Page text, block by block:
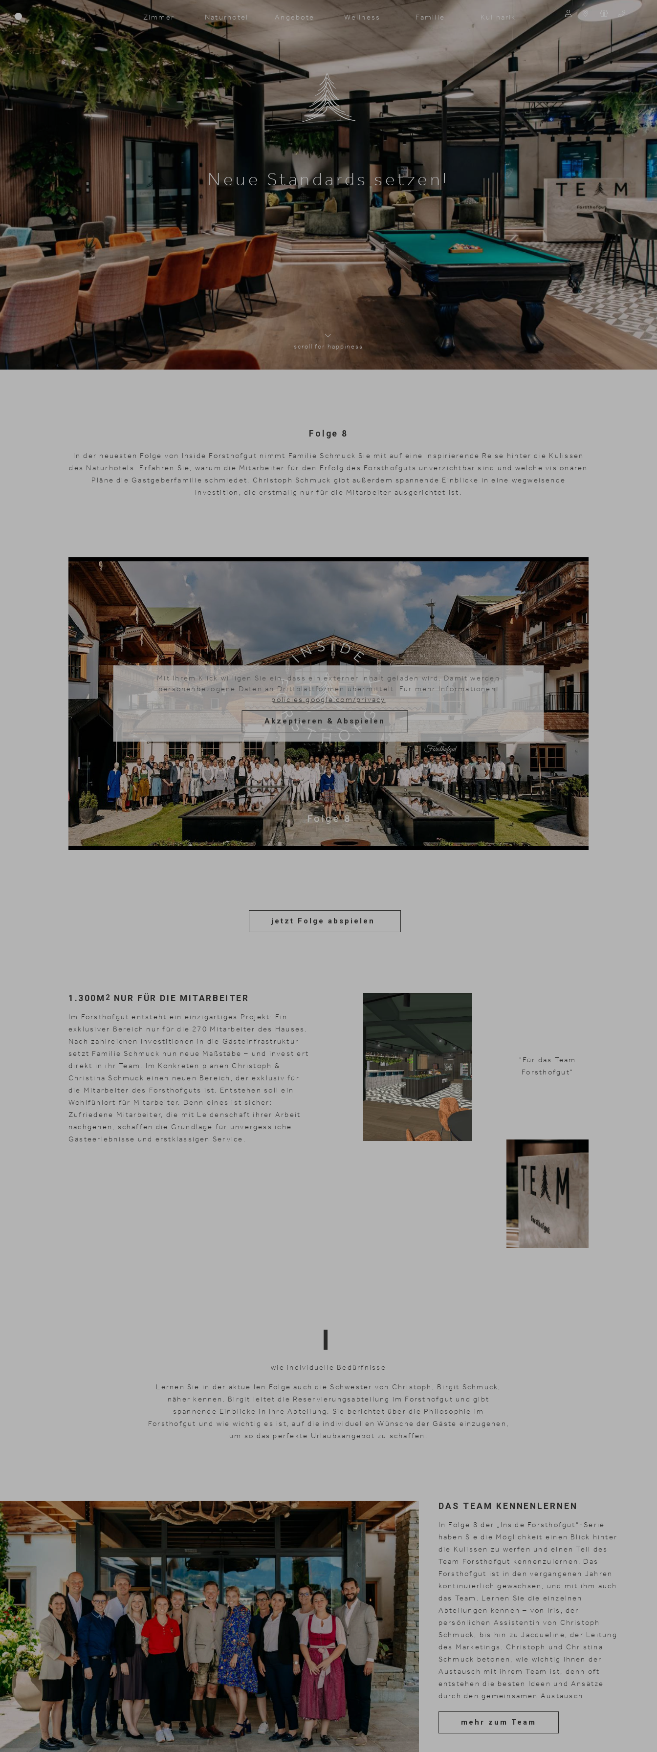
Menü Zimmer Naturhotel Angebote Wellness Familie Kulinarik
Familie
Kulinarik
Natur & Aktiv
Gutscheine
Inklusivleistungen
Suche
Suchen
Neue Standards setzen!
scroll for happiness
Folge 8
In der neuesten Folge von Inside Forsthofgut nimmt Familie Schmuck Sie mit auf eine inspirierende Reise hinter die Kulissen
des Naturhotels. Erfahren Sie, warum die Mitarbeiter für den Erfolg des Forsthofguts unverzichtbar sind und welche visionären
Pläne die Gastgeberfamilie schmiedet. Christoph Schmuck gibt außerdem spannende Einblicke in eine wegweisende
Investition, die erstmalig nur für die Mitarbeiter ausgerichtet ist.
Mit Ihrem Klick willigen Sie ein, dass ein externer Inhalt geladen wird. Damit werden
personenbezogene Daten an Drittplattformen übermittelt. Für mehr Informationen:
policies.google.com/privacy
Akzeptieren & Abspielen
jetzt Folge abspielen
1.300M 2 NUR FÜR DIE MITARBEITER
Im Forsthofgut entsteht ein einzigartiges Projekt: Ein
exklusiver Bereich nur für die 270 Mitarbeiter des Hauses.
Nach zahlreichen Investitionen in die Gästeinfrastruktur
setzt Familie Schmuck nun neue Maßstäbe – und investiert
direkt in ihr Team. Im Konkreten planen Christoph &
Christina Schmuck einen neuen Bereich, der exklusiv für
die Mitarbeiter des Forsthofguts ist. Entstehen soll ein
Wohlfühlort für Mitarbeiter. Denn eines ist sicher:
Zufriedene Mitarbeiter, die mit Leidenschaft ihrer Arbeit
nachgehen, schaffen die Grundlage für unvergessliche
Gästeerlebnisse und erstklassigen Service.
"Für das Team
Forsthofgut"
I
wie individuelle Bedürfnisse
Lernen Sie in der aktuellen Folge auch die Schwester von Christoph, Birgit Schmuck,
näher kennen. Birgit leitet die Reservierungsabteilung im Forsthofgut und gibt
spannende Einblicke in Ihre Abteilung. Sie berichtet über die Philosophie im
Forsthofgut und wie wichtig es ist, auf die individuellen Wünsche der Gäste einzugehen,
um so das perfekte Urlaubsangebot zu schaffen.
DAS TEAM KENNENLERNEN
In Folge 8 der „Inside Forsthofgut“-Serie
haben Sie die Möglichkeit einen Blick hinter
die Kulissen zu werfen und einen Teil des
Team Forsthofgut kennenzulernen. Das
Forsthofgut ist in den vergangenen Jahren
kontinuierlich gewachsen, und mit ihm auch
das Team. Lernen Sie die einzelnen
Abteilungen kennen – von Iris, der
persönlichen Assistentin von Christoph
Schmuck, bis hin zu Jacqueline, der Leitung
des Marketings. Christoph und Christina
Schmuck betonen, wie wichtig ihnen der
Austausch mit ihrem Team ist, denn oft
entstehen die besten Ideen und Ansätze
durch den gemeinsamen Austausch.
mehr zum Team